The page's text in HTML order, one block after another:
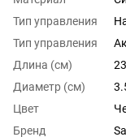
Тип управления
Тип управления
Длина (см)
Диаметр (см)
Цвет
Бренд